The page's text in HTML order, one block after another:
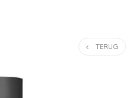
TERUG